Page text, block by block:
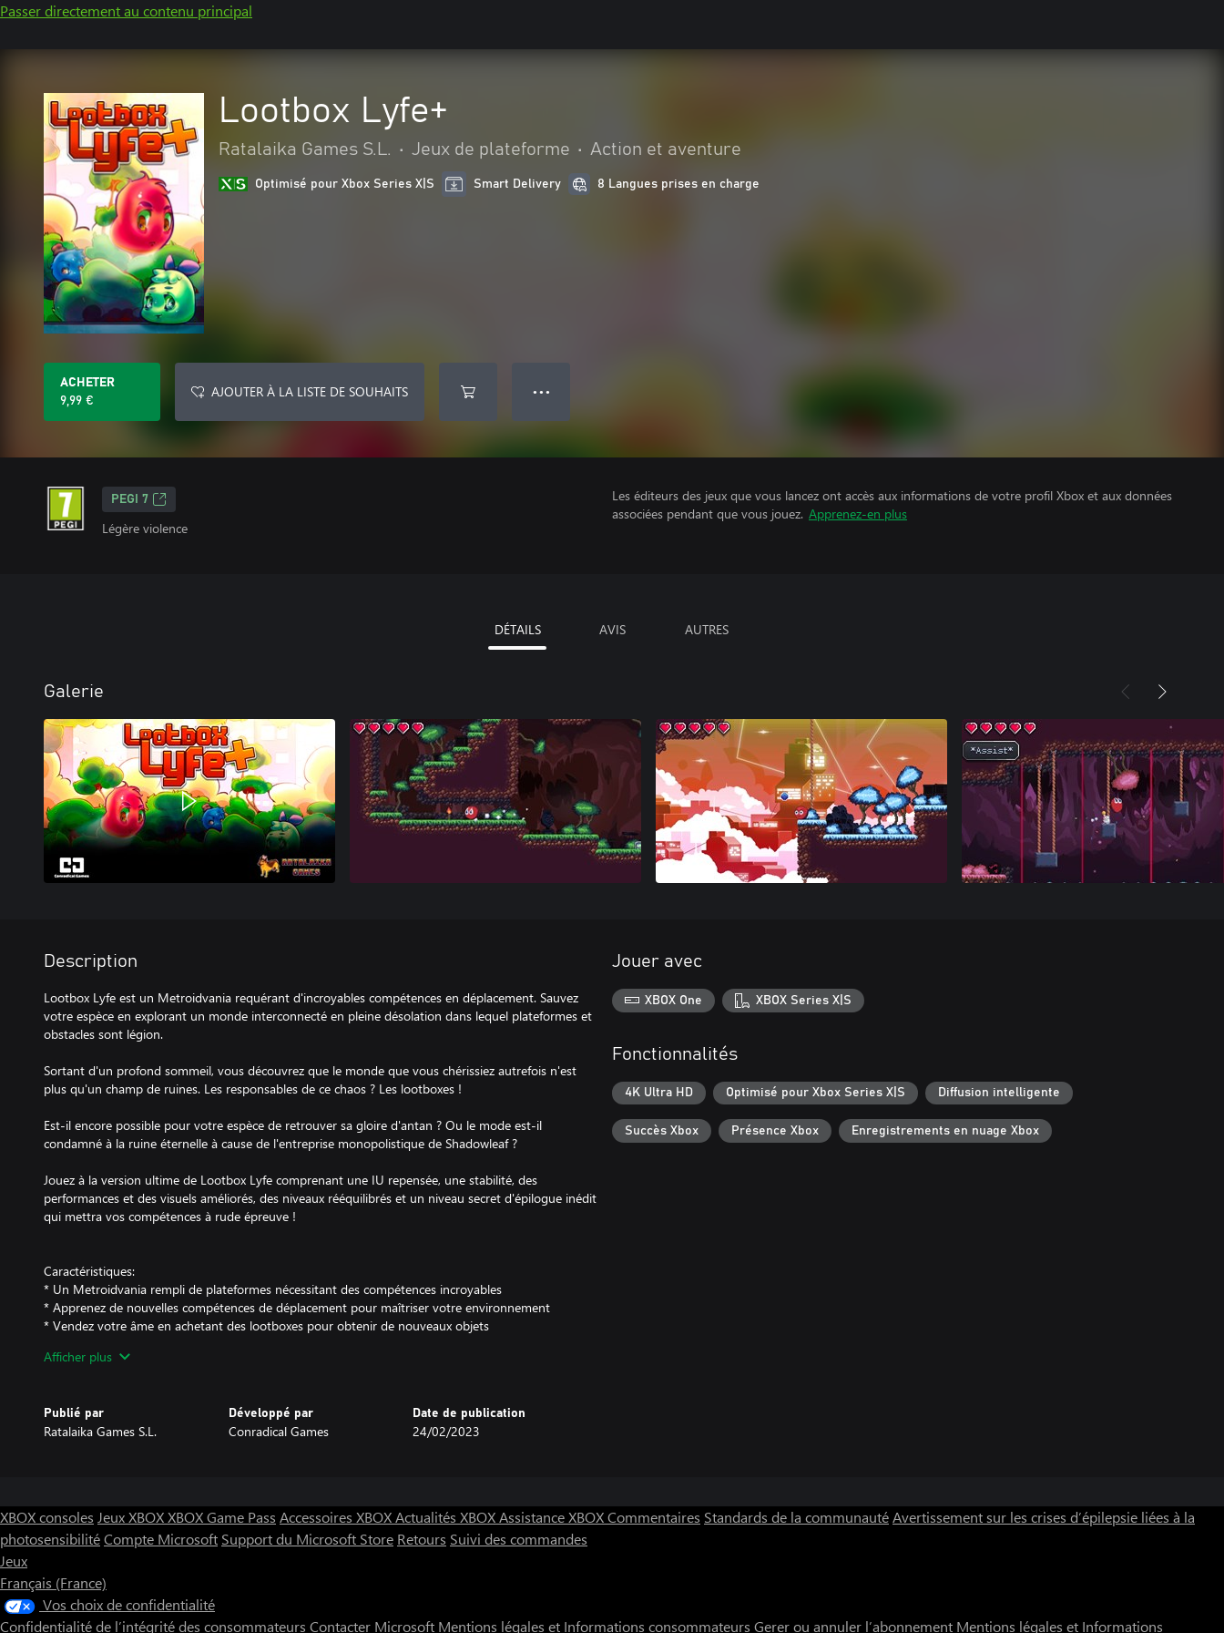
Passer directement au contenu principal
Lootbox Lyfe+
Ratalaika Games S.L. • Jeux de plateforme • Action et aventure
Optimisé pour Xbox Series X|S Smart Delivery 8 Langues prises en charge
ACHETER
9,99 €
AJOUTER À LA LISTE DE SOUHAITS ● ● ●
PEGI 7
Légère violence
Les éditeurs des jeux que vous lancez ont accès aux informations de votre profil Xbox et aux données
associées pendant que vous jouez. Apprenez-en plus
DÉTAILS AVIS AUTRES
Galerie
Description
Lootbox Lyfe est un Metroidvania requérant d'incroyables compétences en déplacement. Sauvez
votre espèce en explorant un monde interconnecté en pleine désolation dans lequel plateformes et
obstacles sont légion.
Sortant d'un profond sommeil, vous découvrez que le monde que vous chérissiez autrefois n'est
plus qu'un champ de ruines. Les responsables de ce chaos ? Les lootboxes !
Est-il encore possible pour votre espèce de retrouver sa gloire d'antan ? Ou le mode est-il
condamné à la ruine éternelle à cause de l'entreprise monopolistique de Shadowleaf ?
Jouez à la version ultime de Lootbox Lyfe comprenant une IU repensée, une stabilité, des
performances et des visuels améliorés, des niveaux rééquilibrés et un niveau secret d'épilogue inédit
qui mettra vos compétences à rude épreuve !
Caractéristiques:
* Un Metroidvania rempli de plateformes nécessitant des compétences incroyables
* Apprenez de nouvelles compétences de déplacement pour maîtriser votre environnement
* Vendez votre âme en achetant des lootboxes pour obtenir de nouveaux objets
* Un mode Speedrun
Afficher plus
Publié par
Ratalaika Games S.L.
Développé par
Conradical Games
Date de publication
24/02/2023
Jouer avec
XBOX One XBOX Series X|S
Fonctionnalités
4K Ultra HD Optimisé pour Xbox Series X|S Diffusion intelligente
Succès Xbox Présence Xbox Enregistrements en nuage Xbox
XBOX consoles Jeux XBOXXBOX Game Pass Accessoires XBOXActualités XBOXAssistance XBOXCommentaires Standards de la communautéAvertissement sur les crises d’épilepsie liées à la
photosensibilitéCompte Microsoft Support du Microsoft Store Retours Suivi des commandes
Jeux
Français (France)
Vos choix de confidentialité
Confidentialité de l’intégrité des consommateurs Contacter Microsoft Mentions légales et Informations consommateurs Gerer ou annuler l’abonnement Mentions légales et Informations